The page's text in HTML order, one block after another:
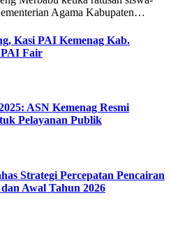
Agama Kabupaten…
Kasi PAI Kemenag Kab.
PAI Fair
ASN Kemenag Resmi
Pelayanan Publik
Strategi Percepatan Pencairan
Awal Tahun 2026